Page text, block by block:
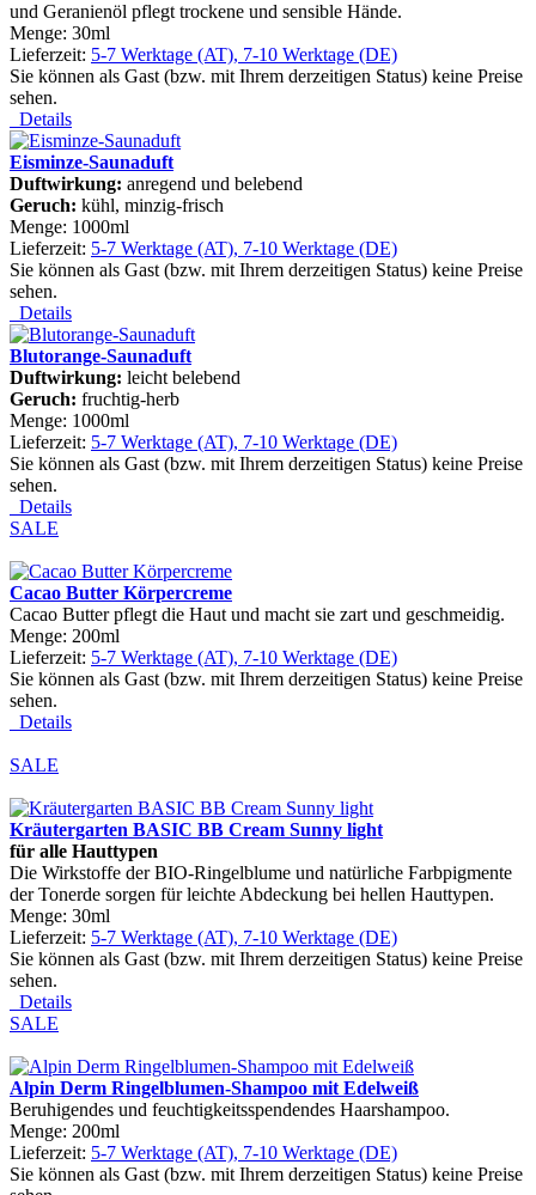
und Geranienöl pflegt trockene und sensible Hände.
Menge: 30ml
Lieferzeit: 5-7 Werktage (AT), 7-10 Werktage (DE)
Sie können als Gast (bzw. mit Ihrem derzeitigen Status) keine Preise
sehen.
Details
Eisminze-Saunaduft
Duftwirkung: anregend und belebend
Geruch: kühl, minzig-frisch
Menge: 1000ml
Lieferzeit: 5-7 Werktage (AT), 7-10 Werktage (DE)
Sie können als Gast (bzw. mit Ihrem derzeitigen Status) keine Preise
sehen.
Details
Blutorange-Saunaduft
Duftwirkung: leicht belebend
Geruch: fruchtig-herb
Menge: 1000ml
Lieferzeit: 5-7 Werktage (AT), 7-10 Werktage (DE)
Sie können als Gast (bzw. mit Ihrem derzeitigen Status) keine Preise
sehen.
Details
SALE
Cacao Butter Körpercreme
Cacao Butter pflegt die Haut und macht sie zart und geschmeidig.
Menge: 200ml
Lieferzeit: 5-7 Werktage (AT), 7-10 Werktage (DE)
Sie können als Gast (bzw. mit Ihrem derzeitigen Status) keine Preise
sehen.
Details
SALE
Kräutergarten BASIC BB Cream Sunny light
für alle Hauttypen
Die Wirkstoffe der BIO-Ringelblume und natürliche Farbpigmente
der Tonerde sorgen für leichte Abdeckung bei hellen Hauttypen.
Menge: 30ml
Lieferzeit: 5-7 Werktage (AT), 7-10 Werktage (DE)
Sie können als Gast (bzw. mit Ihrem derzeitigen Status) keine Preise
sehen.
Details
SALE
Alpin Derm Ringelblumen-Shampoo mit Edelweiß
Beruhigendes und feuchtigkeitsspendendes Haarshampoo.
Menge: 200ml
Lieferzeit: 5-7 Werktage (AT), 7-10 Werktage (DE)
Sie können als Gast (bzw. mit Ihrem derzeitigen Status) keine Preise